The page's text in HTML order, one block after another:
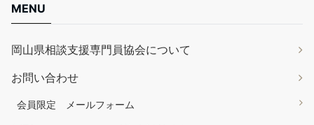
MENU
岡山県相談支援専門員協会について
お問い合わせ
会員限定 メールフォーム